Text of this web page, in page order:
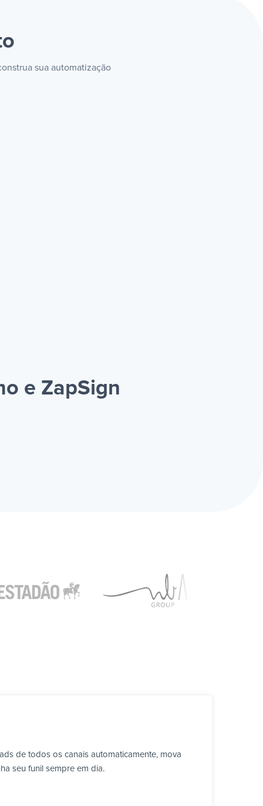
sua automatização
e ZapSign
de todos os canais automaticamente, mova
seu funil sempre em dia.